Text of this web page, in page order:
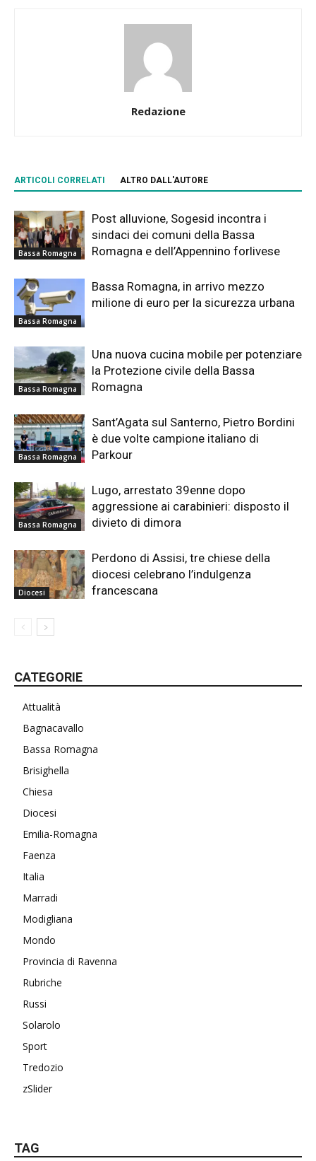
Redazione
ARTICOLI CORRELATI ALTRO DALL'AUTORE
Bassa Romagna
Post alluvione, Sogesid incontra i
sindaci dei comuni della Bassa
Romagna e dell’Appennino forlivese
Bassa Romagna
Bassa Romagna, in arrivo mezzo
milione di euro per la sicurezza urbana
Bassa Romagna
Una nuova cucina mobile per potenziare
la Protezione civile della Bassa
Romagna
Bassa Romagna
Sant’Agata sul Santerno, Pietro Bordini
è due volte campione italiano di
Parkour
Bassa Romagna
Lugo, arrestato 39enne dopo
aggressione ai carabinieri: disposto il
divieto di dimora
Diocesi
Perdono di Assisi, tre chiese della
diocesi celebrano l’indulgenza
francescana
CATEGORIE
Attualità
Bagnacavallo
Bassa Romagna
Brisighella
Chiesa
Diocesi
Emilia-Romagna
Faenza
Italia
Marradi
Modigliana
Mondo
Provincia di Ravenna
Rubriche
Russi
Solarolo
Sport
Tredozio
zSlider
TAG